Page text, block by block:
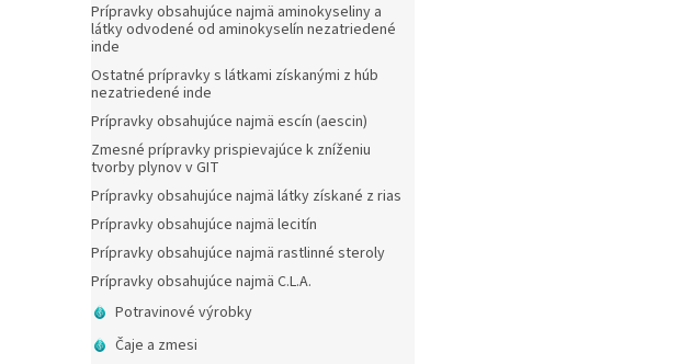
Prípravky obsahujúce najmä aminokyseliny a
látky odvodené od aminokyselín nezatriedené
inde
Ostatné prípravky s látkami získanými z húb
nezatriedené inde
Prípravky obsahujúce najmä escín (aescin)
Zmesné prípravky prispievajúce k zníženiu
tvorby plynov v GIT
Prípravky obsahujúce najmä látky získané z rias
Prípravky obsahujúce najmä lecitín
Prípravky obsahujúce najmä rastlinné steroly
Prípravky obsahujúce najmä C.L.A.
Potravinové výrobky
Čaje a zmesi